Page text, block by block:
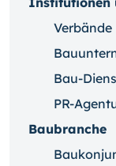
Verbände
Bau-
PR-
Baubranche